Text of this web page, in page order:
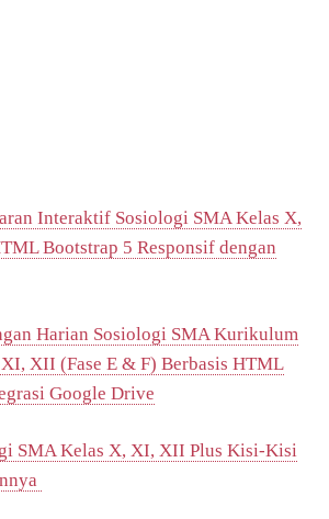
Interaktif Sosiologi SMA Kelas X,
Bootstrap 5 Responsif dengan
Harian Sosiologi SMA Kurikulum
XII (Fase E & F) Berbasis HTML
Google Drive
SMA Kelas X, XI, XII Plus Kisi-Kisi